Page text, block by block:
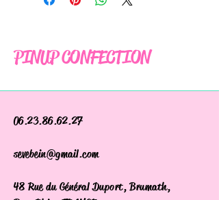
PINUP CONFECTION
06.23.86.62.27
sevebein@gmail.com
48 Rue du Général Duport, Brumath,